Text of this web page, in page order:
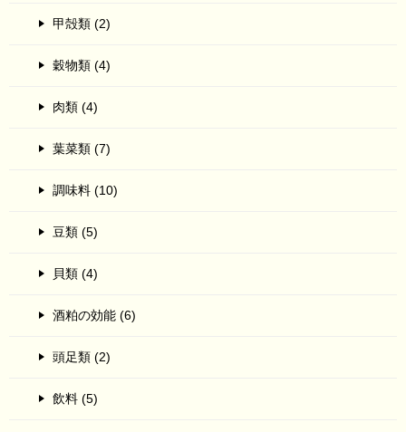
甲殻類 (2)
穀物類 (4)
肉類 (4)
葉菜類 (7)
調味料 (10)
豆類 (5)
貝類 (4)
酒粕の効能 (6)
頭足類 (2)
飲料 (5)